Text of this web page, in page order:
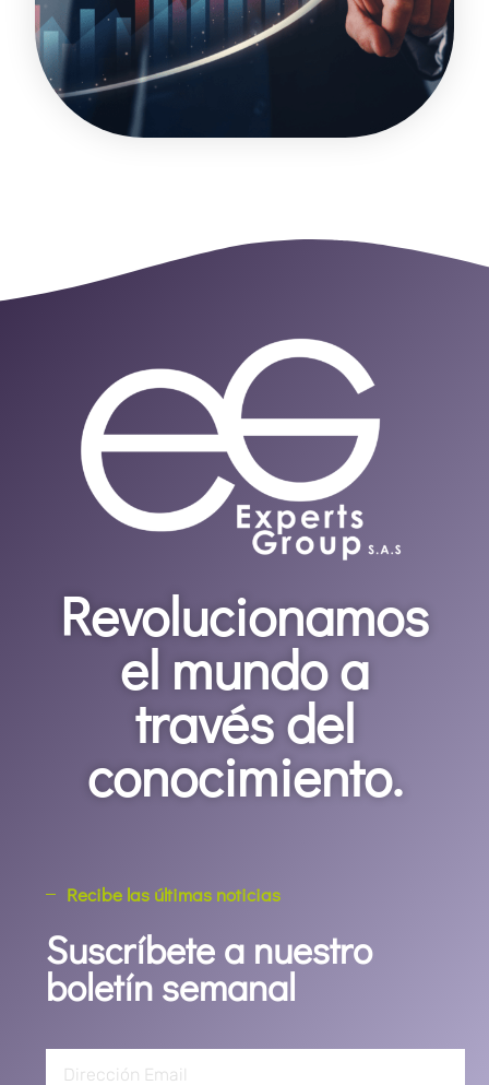
Revolucionamos
el mundo a
través del
conocimiento.
Recibe las últimas noticias
Suscríbete a nuestro
boletín semanal